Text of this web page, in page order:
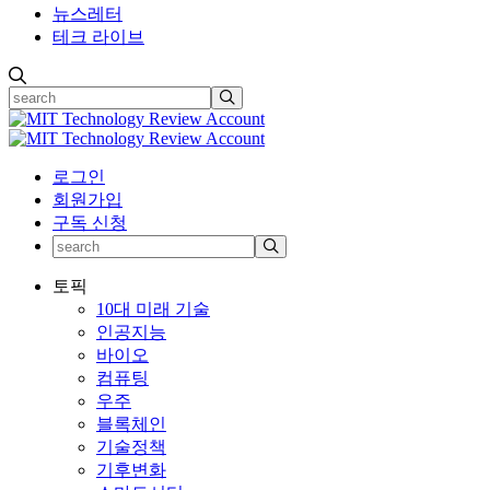
뉴스레터
테크 라이브
로그인
회원가입
구독 신청
토픽
10대 미래 기술
인공지능
바이오
컴퓨팅
우주
블록체인
기술정책
기후변화